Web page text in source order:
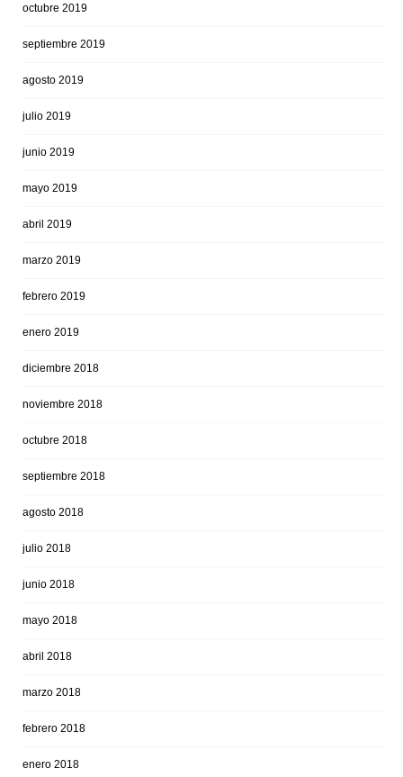
octubre 2019
septiembre 2019
agosto 2019
julio 2019
junio 2019
mayo 2019
abril 2019
marzo 2019
febrero 2019
enero 2019
diciembre 2018
noviembre 2018
octubre 2018
septiembre 2018
agosto 2018
julio 2018
junio 2018
mayo 2018
abril 2018
marzo 2018
febrero 2018
enero 2018